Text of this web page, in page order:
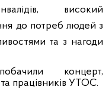
високий
до потреб людей з
та з нагоди
концерт,
та працівників УТОС.